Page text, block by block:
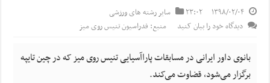
۱۳۹۸/۰۲/۰۴ ۲۳:۰۲
سایر رشته های ورزشی
دیدگاه خود را بیان کنید
منبع: فدراسیون تنیس روی میز
بانوی داور ایرانی در مسابقات پاراآسیایی تنیس روی میز که در چین تایپه
برگزار می‌شود، قضاوت می‌کند.